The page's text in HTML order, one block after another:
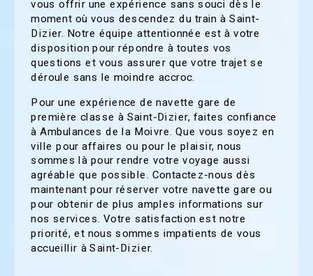
vous offrir une expérience sans souci dès le
moment où vous descendez du train à Saint-
Dizier. Notre équipe attentionnée est à votre
disposition pour répondre à toutes vos
questions et vous assurer que votre trajet se
déroule sans le moindre accroc.
Pour une expérience de navette gare de
première classe à Saint-Dizier, faites confiance
à Ambulances de la Moivre. Que vous soyez en
ville pour affaires ou pour le plaisir, nous
sommes là pour rendre votre voyage aussi
agréable que possible. Contactez-nous dès
maintenant pour réserver votre navette gare ou
pour obtenir de plus amples informations sur
nos services. Votre satisfaction est notre
priorité, et nous sommes impatients de vous
accueillir à Saint-Dizier.